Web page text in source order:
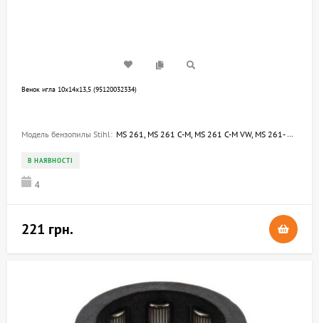
Венок игла 10х14х13,5 (95120032334)
Модель бензопилы Stihl: MS 261, MS 261 C-M, MS 261 C-M VW, MS 261- VW
В НАЯВНОСТІ
4
221 грн.